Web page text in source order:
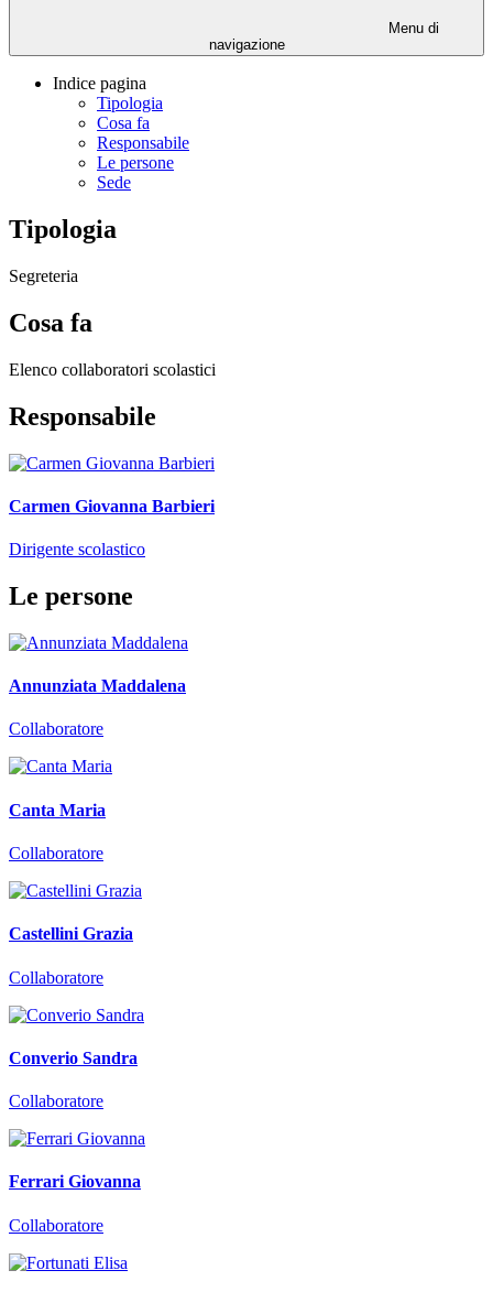
Menu di
navigazione
Indice pagina
Tipologia
Cosa fa
Responsabile
Le persone
Sede
Tipologia
Segreteria
Cosa fa
Elenco collaboratori scolastici
Responsabile
Carmen Giovanna Barbieri
Dirigente scolastico
Le persone
Annunziata Maddalena
Collaboratore
Canta Maria
Collaboratore
Castellini Grazia
Collaboratore
Converio Sandra
Collaboratore
Ferrari Giovanna
Collaboratore